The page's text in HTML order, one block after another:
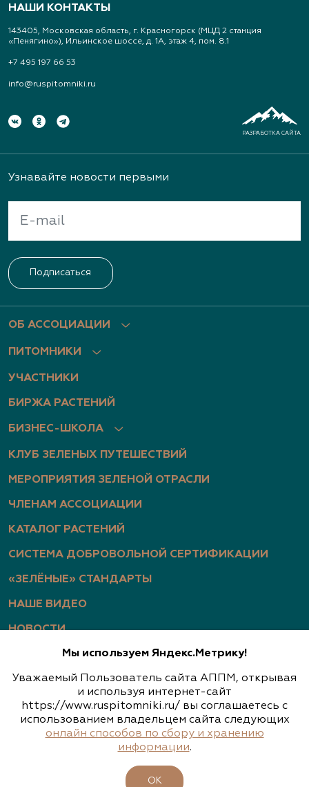
НАШИ КОНТАКТЫ
143405, Московская область, г. Красногорск (МЦД 2 станция
«Пенягино»), Ильинское шоссе, д. 1А, этаж 4, пом. 8.1
+7 495 197 66 53
info@ruspitomniki.ru
РАЗРАБОТКА САЙТА
ОБ АССОЦИАЦИИ
ПИТОМНИКИ
УЧАСТНИКИ
БИРЖА РАСТЕНИЙ
БИЗНЕС-ШКОЛА
КЛУБ ЗЕЛЕНЫХ ПУТЕШЕСТВИЙ
МЕРОПРИЯТИЯ ЗЕЛЕНОЙ ОТРАСЛИ
ЧЛЕНАМ АССОЦИАЦИИ
КАТАЛОГ РАСТЕНИЙ
СИСТЕМА ДОБРОВОЛЬНОЙ СЕРТИФИКАЦИИ
«ЗЕЛЁНЫЕ» СТАНДАРТЫ
НАШЕ ВИДЕО
НОВОСТИ
ФОТОГАЛЕРЕЯ
Узнавайте новости первыми
Подписаться
Политика конфиденциальности
Обработка персональных данных
Мы используем Яндекс.Метрику!
Уважаемый Пользователь сайта АППМ, открывая
и используя интернет-сайт
https://www.ruspitomniki.ru/ вы соглашаетесь с
использованием владельцем сайта следующих
онлайн способов по сбору и хранению
информации.
ОК